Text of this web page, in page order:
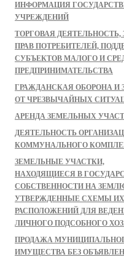
ИНФОРМАЦИЯ
УЧРЕЖДЕНИЙ
ТОРГОВАЯ
ПРАВ ПОТРЕБИТЕЛЕЙ,
СУБЪЕКТОВ МАЛОГО И
ПРЕДПРИНИМАТЕЛЬСТВА
ГРАЖДАНСКАЯ ОБОРОНА И
ОТ ЧРЕЗВЫЧАЙНЫХ
АРЕНДА ЗЕМЕЛЬНЫХ
ДЕЯТЕЛЬНОСТЬ
КОММУНАЛЬНОГО
ЗЕМЕЛЬНЫЕ УЧАСТКИ,
НАХОДЯЩИЕСЯ В
СОБСТВЕННОСТИ НА
УТВЕРЖДЕННЫЕ СХЕМЫ ИХ
РАСПОЛОЖЕНИЙ ДЛЯ
ЛИЧНОГО ПОДСОБНОГО
ПРОДАЖА
ИМУЩЕСТВА БЕЗ